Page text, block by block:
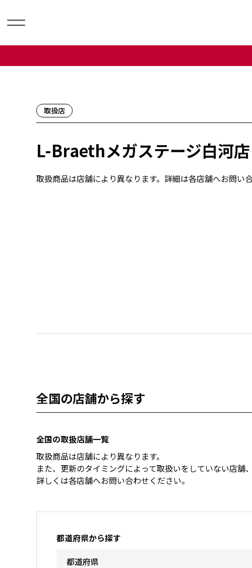
取扱店
L-Braethメガステージ白河店
取扱商品は店舗により異なります。詳細は各店舗へお問い
全国の店舗から探す
全国の取扱店舗一覧
取扱商品は店舗により異なります。
また、更新のタイミングによって取扱いをしていない店舗
詳しくは各店舗へお問い合わせください。
都道府県から探す